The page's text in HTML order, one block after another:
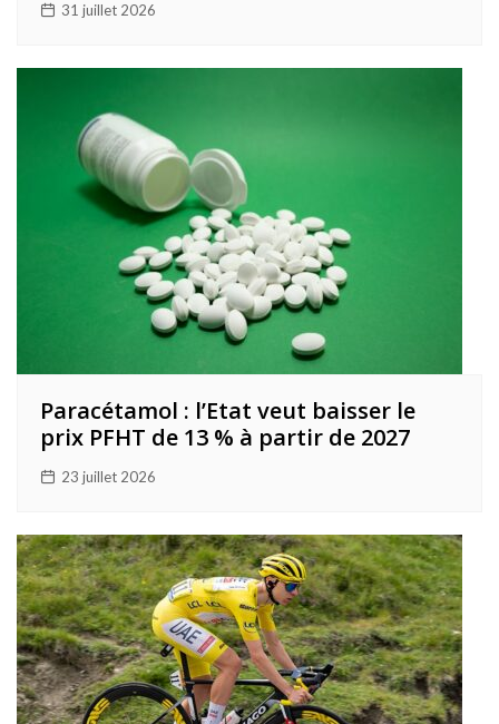
31 juillet 2026
Paracétamol : l’Etat veut baisser le
prix PFHT de 13 % à partir de 2027
23 juillet 2026